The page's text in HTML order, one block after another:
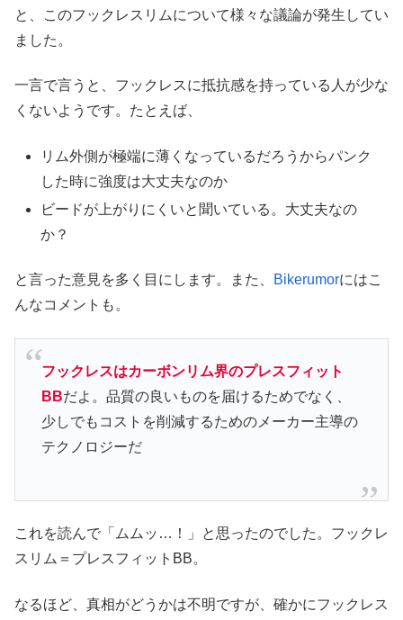
と、このフックレスリムについて様々な議論が発生してい
ました。
一言で言うと、フックレスに抵抗感を持っている人が少な
くないようです。たとえば、
リム外側が極端に薄くなっているだろうからパンク
した時に強度は大丈夫なのか
ビードが上がりにくいと聞いている。大丈夫なの
か？
と言った意見を多く目にします。また、 Bikerumorにはこ
んなコメントも。
フックレスはカーボンリム界のプレスフィット
BBだよ。品質の良いものを届けるためでなく、
少しでもコストを削減するためのメーカー主導の
テクノロジーだ
これを読んで「ムムッ…！」と思ったのでした。フックレ
スリム＝プレスフィットBB。
なるほど、真相がどうかは不明ですが、確かにフックレス